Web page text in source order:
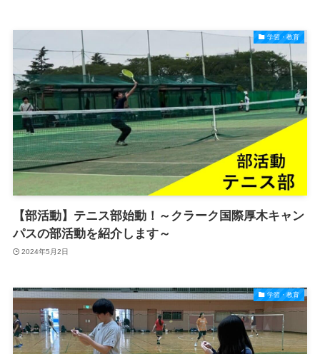
学習・教育
【部活動】テニス部始動！～クラーク国際厚木キャン
パスの部活動を紹介します～
2024年5月2日
学習・教育